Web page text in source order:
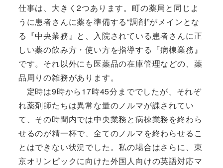
仕事は、大きく2つあります。町の薬局と同じよ
うに患者さんに薬を準備する“調剤”がメインとな
る『中央業務』と、入院されている患者さんに正
しい薬の飲み方・使い方を指導する『病棟業務』
です。それ以外にも医薬品の在庫管理などの、薬
品周りの雑務があります。
定時は9時から17時45分まででしたが、それぞ
れ薬剤師たちは異常な量のノルマが課されてい
て、その時間内では中央業務と病棟業務を終わら
せるのが精一杯で、全てのノルマを終わらせるこ
とはできない状況でした。私の場合はさらに、東
京オリンピックに向けた外国人向けの英語対応マ